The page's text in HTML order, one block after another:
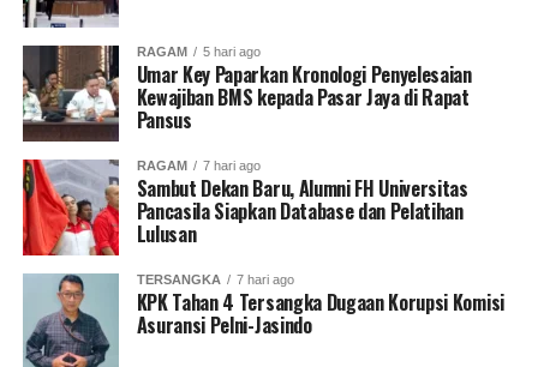
RAGAM 5 hari ago
Umar Key Paparkan Kronologi Penyelesaian
Kewajiban BMS kepada Pasar Jaya di Rapat
Pansus
RAGAM 7 hari ago
Sambut Dekan Baru, Alumni FH Universitas
Pancasila Siapkan Database dan Pelatihan
Lulusan
TERSANGKA 7 hari ago
KPK Tahan 4 Tersangka Dugaan Korupsi Komisi
Asuransi Pelni-Jasindo